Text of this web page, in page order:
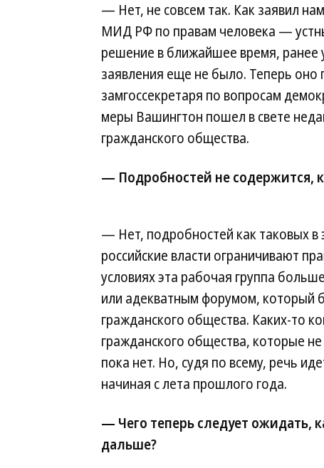
— Нет, не совсем так. Как заявил
МИД РФ по правам человека —
решение в ближайшее время, ранее
заявления еще не было. Теперь оно
замгоссекретаря по вопросам
меры Вашингтон пошел в свете
гражданского общества.
— Подробностей не содержится,
— Нет, подробностей как таковых в
российские власти ограничивают
условиях эта рабочая группа
или адекватным форумом, который
гражданского общества. Каких-то
гражданского общества, которые
пока нет. Но, судя по всему, речь
начиная с лета прошлого года.
— Чего теперь следует ожидать,
дальше?